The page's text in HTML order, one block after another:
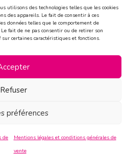
utilisons des technologies telles que les cookies
des appareils. Le fait de consentir à ces
données telles que le comportement de
fait de ne pas consentir ou de retirer son
certaines caractéristiques et fonctions.
Refuser
préférences
de
Mentions légales et conditions générales de
vente